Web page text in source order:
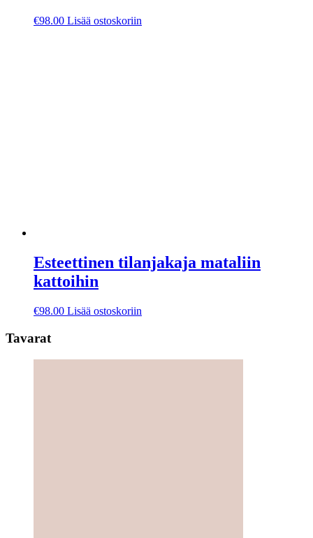
€98.00 Lisää ostoskoriin
Esteettinen tilanjakaja mataliin
kattoihin
€98.00 Lisää ostoskoriin
Tavarat